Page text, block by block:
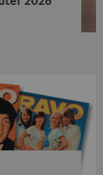
Technik,
Flexibilität in
für großen
mehr braucht.